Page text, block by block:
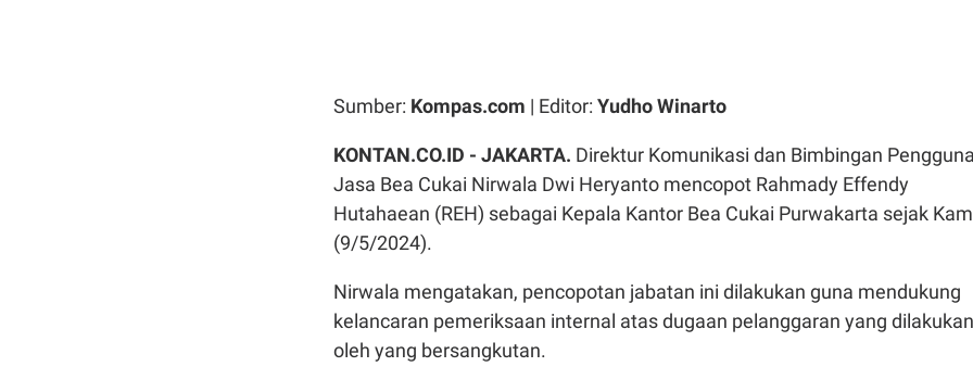
Sumber: Kompas.com | Editor: Yudho Winarto
KONTAN.CO.ID - JAKARTA. Direktur Komunikasi dan Bimbingan Pengguna
Jasa Bea Cukai Nirwala Dwi Heryanto mencopot Rahmady Effendy
Hutahaean (REH) sebagai Kepala Kantor Bea Cukai Purwakarta sejak
(9/5/2024).
Nirwala mengatakan, pencopotan jabatan ini dilakukan guna mendukung
kelancaran pemeriksaan internal atas dugaan pelanggaran yang dilakukan
oleh yang bersangkutan.